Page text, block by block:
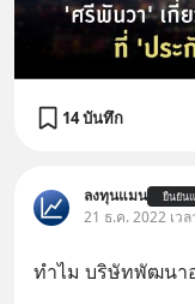
14 บันทึก
ลงทุนแมน ยืนยัน
21 ธ.ค. 2022 เว
ทำไม บริษัทพัฒนา